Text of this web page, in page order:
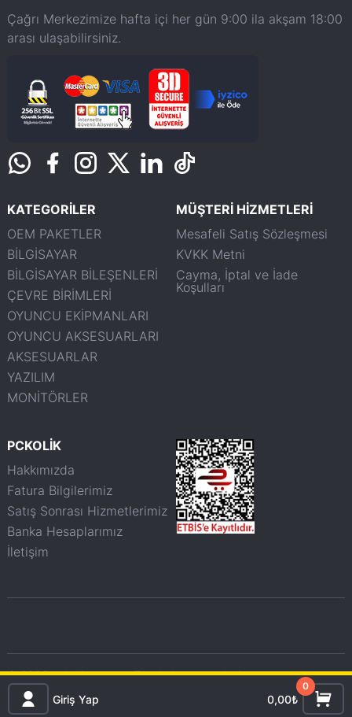
Giriş Yap 0,00₺
0
Çağrı Merkezimize hafta içi her gün 9:00 ila akşam 18:00
arası ulaşabilirsiniz.
KATEGORİLER
OEM PAKETLER
BİLGİSAYAR
BİLGİSAYAR BİLEŞENLERİ
ÇEVRE BİRİMLERİ
OYUNCU EKİPMANLARI
OYUNCU AKSESUARLARI
AKSESUARLAR
YAZILIM
MONİTÖRLER
MÜŞTERİ HİZMETLERİ
Mesafeli Satış Sözleşmesi
KVKK Metni
Cayma, İptal ve İade
Koşulları
PCKOLİK
Hakkımızda
Fatura Bilgilerimiz
Satış Sonrası Hizmetlerimiz
Banka Hesaplarımız
İletişim
© 2026 pckolik.com.tr - Tüm haklarımız saklıdır.